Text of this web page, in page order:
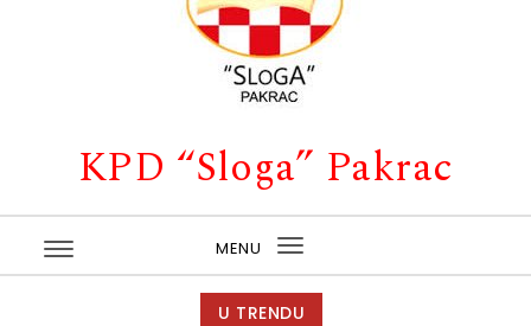
KPD “Sloga” Pakrac
MENU
Toggle
navigation
U TRENDU